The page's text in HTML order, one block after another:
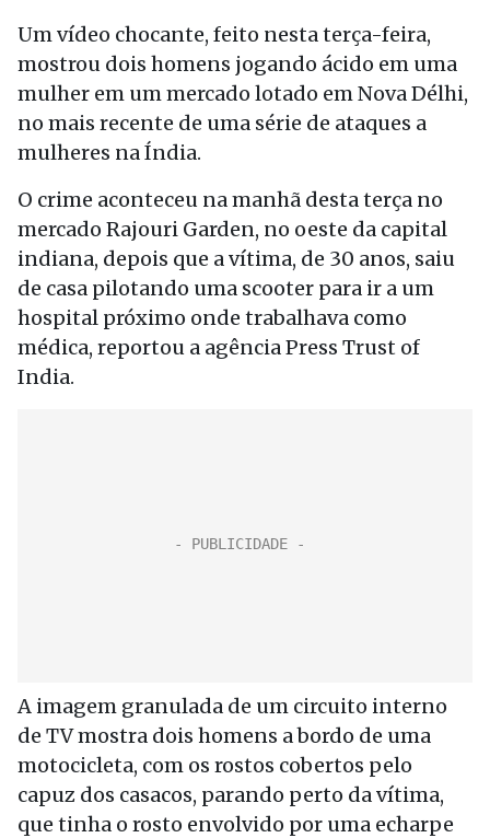
Um vídeo chocante, feito nesta terça-feira,
mostrou dois homens jogando ácido em uma
mulher em um mercado lotado em Nova Délhi,
no mais recente de uma série de ataques a
mulheres na Índia.
O crime aconteceu na manhã desta terça no
mercado Rajouri Garden, no oeste da capital
indiana, depois que a vítima, de 30 anos, saiu
de casa pilotando uma scooter para ir a um
hospital próximo onde trabalhava como
médica, reportou a agência Press Trust of
India.
A imagem granulada de um circuito interno
de TV mostra dois homens a bordo de uma
motocicleta, com os rostos cobertos pelo
capuz dos casacos, parando perto da vítima,
que tinha o rosto envolvido por uma echarpe